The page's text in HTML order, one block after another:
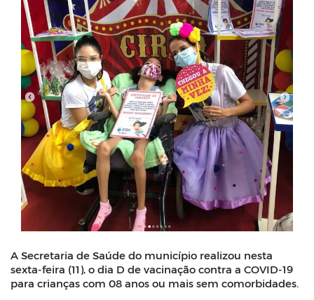
A Secretaria de Saúde do município realizou nesta
sexta-feira (11), o dia D de vacinação contra a COVID-19
para crianças com 08 anos ou mais sem comorbidades.